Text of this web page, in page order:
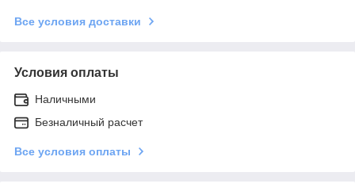
Все условия доставки
Условия оплаты
Наличными
Безналичный расчет
Все условия оплаты